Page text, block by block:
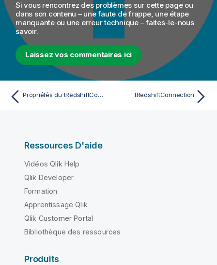
Si vous rencontrez des problèmes sur cette page ou
dans son contenu – une faute de frappe, une étape
manquante ou une erreur technique – faites-le-nous
savoir.
Laissez vos commentaires ici
Propriétés du tRedshiftConfiguration pour Apache Spark Batch tRedshiftConnection
Ressources D'aide
Vidéos Qlik Help
Qlik Developer
Formation
Apprentissage Qlik
Qlik Customer Portal
Bibliothèque des ressources
Produits